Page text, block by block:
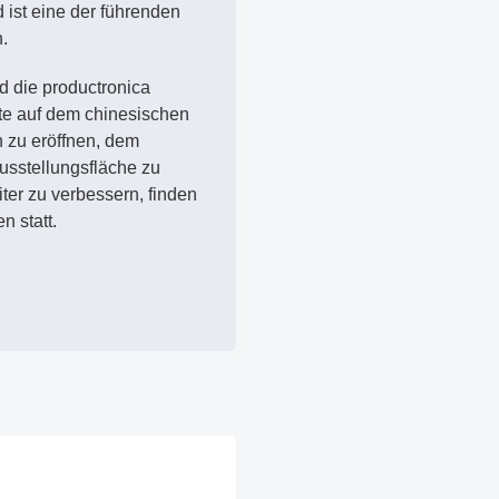
ist eine der führenden
die productronica
auf dem chinesischen
zu eröffnen, dem
zu
zu verbessern, finden
statt.